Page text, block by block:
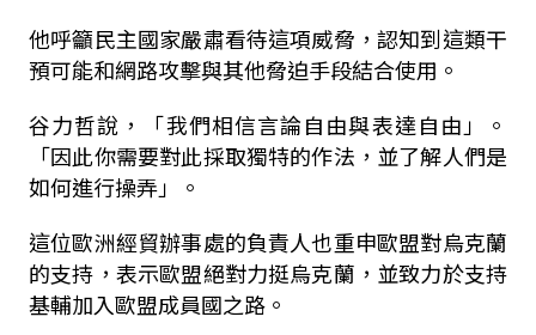
他呼籲民主國家嚴肅看待這項威脅，認知到這類干
預可能和網路攻擊與其他脅迫手段結合使用。
谷力哲說，「我們相信言論自由與表達自由」。
「因此你需要對此採取獨特的作法，並了解人們是
如何進行操弄」。
這位歐洲經貿辦事處的負責人也重申歐盟對烏克蘭
的支持，表示歐盟絕對力挺烏克蘭，並致力於支持
基輔加入歐盟成員國之路。